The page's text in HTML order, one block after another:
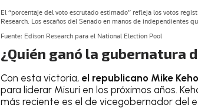
¿Quién ganó la gubernatura
Con esta victoria, el republicano Mike
para liderar Misuri en los próximos años.
más reciente es el de vicegobernador del